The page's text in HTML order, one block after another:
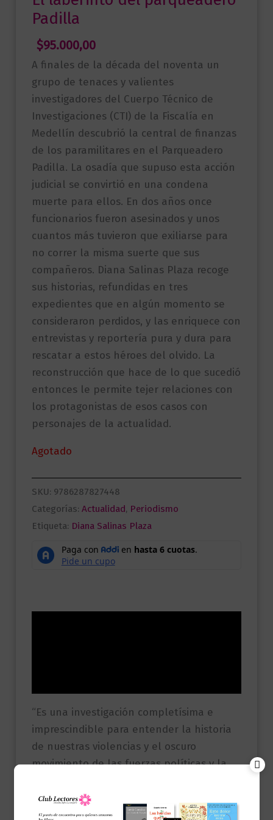
Padilla
$95.000,00
A finales de la década del noventa un
grupo de tenaces y valientes
investigadores del Cuerpo Técnico de
Investigaciones (CTI) de la Fiscalía en
Medellín descubrió la central de finanzas
de los paramilitares en el Parqueadero
Padilla. La osadía que supuso esta acción
judicial se convirtió en una condena
muerte para ellos. En dos años once
funcionarios fueron asesinados y unos
cuantos más tuvieron que exiliarse para
no correr la misma suerte que sus
compañeros. Diana Salinas Plaza recoge
sus historias, refundidas en tres
expedientes que en algún momento se
consideraron perdidos, y las enriquece con
entrevistas y reportería pura y dura para
rescatar a estos héroes del olvido. La
reconstrucción que hace de lo que sucedió
entonces le permite tejer relaciones con
los protagonistas de esos casos con
personajes de la actualidad.
Agotado
SKU: 9786287827448
Categorías: Actualidad, Periodismo
Etiqueta: Diana Salinas Plaza
“Es una investigación completísima e
imprescindible para entender la historia
de nuestras violencias y el oscuro
movimiento de las fuerzas políticas y la
escritora